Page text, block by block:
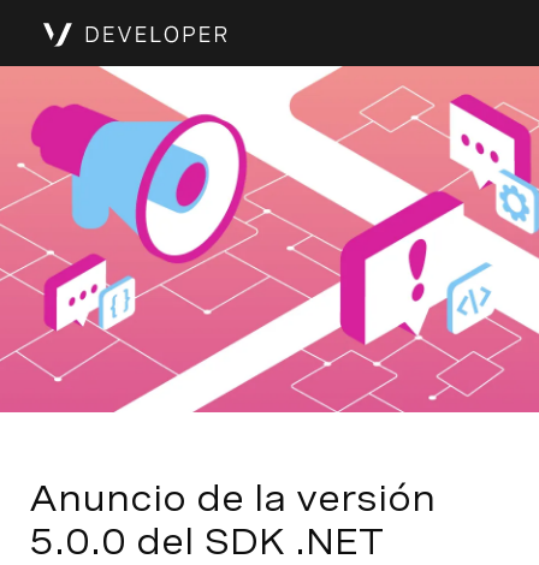
Anuncio de la versión
5.0.0 del SDK .NET